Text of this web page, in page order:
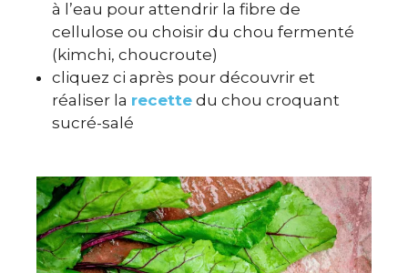
à l’eau pour attendrir la fibre de
cellulose ou choisir du chou fermenté
(kimchi, choucroute)
cliquez ci après pour découvrir et
réaliser la recette du chou croquant
sucré-salé